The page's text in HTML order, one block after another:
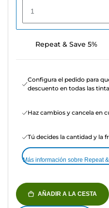
1
Repeat & Save 5%
Configura el pedido para
descuento en todas las
Haz cambios y cancela en
Tú decides la cantidad y la
Más información sobre Repeat
AÑADIR A LA CESTA